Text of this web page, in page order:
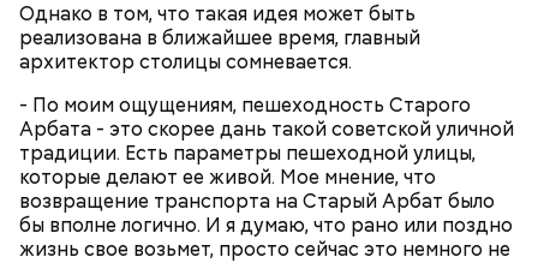
Однако в том, что такая идея может быть
реализована в ближайшее время, главный
архитектор столицы сомневается.
- По моим ощущениям, пешеходность Старого
Арбата - это скорее дань такой советской уличной
традиции. Есть параметры пешеходной улицы,
которые делают ее живой. Мое мнение, что
возвращение транспорта на Старый Арбат было
бы вполне логично. И я думаю, что рано или поздно
жизнь свое возьмет, просто сейчас это немного не